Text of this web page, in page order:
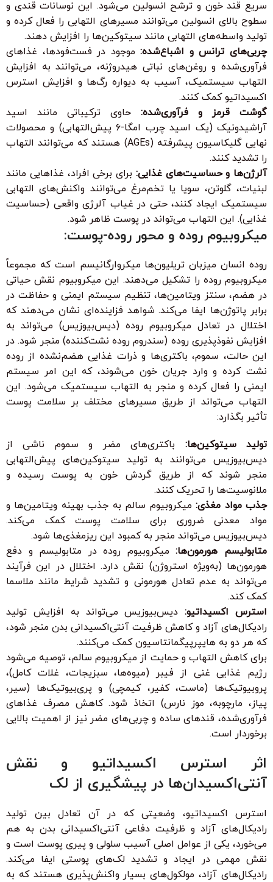
سریع قند خون و ترشح انسولین می‌شود. این نوسانات قندی و
سطوح بالای انسولین می‌توانند مسیرهای التهابی را فعال کرده و
تولید واسطه‌های التهابی مانند سیتوکین‌ها را افزایش دهند.
چربی‌های ترانس و اشباع‌شده:موجود در فست‌فودها، غذاهای
فرآوری‌شده و روغن‌های نباتی هیدروژنه، می‌توانند به افزایش
التهاب سیستمیک، آسیب به دیواره رگ‌ها و افزایش استرس
اکسیداتیو کمک کنند.
گوشت قرمز و فرآوری‌شده: حاوی ترکیباتی مانند اسید
آراشیدونیک (یک اسید چرب امگا-۶ پیش‌التهابی) و محصولات
نهایی گلیکاسیون پیشرفته (AGEs) هستند که می‌توانند التهاب
را تشدید کنند.
آلرژن‌ها و حساسیت‌های غذایی: برای برخی افراد، غذاهایی مانند
لبنیات، گلوتن، سویا یا تخم‌مرغ می‌توانند واکنش‌های التهابی
سیستمیک ایجاد کنند، حتی در غیاب آلرژی واقعی (حساسیت
غذایی). این التهاب می‌تواند در پوست ظاهر شود.
میکروبیوم روده و محور روده-پوست:
روده انسان میزبان تریلیون‌ها میکروارگانیسم است که مجموعاً
میکروبیوم روده را تشکیل می‌دهند. این میکروبیوم نقش حیاتی
در هضم، سنتز ویتامین‌ها، تنظیم سیستم ایمنی و حفاظت در
برابر پاتوژن‌ها ایفا می‌کند. شواهد فزاینده‌ای نشان می‌دهند که
اختلال در تعادل میکروبیوم روده (دیس‌بیوزیس) می‌تواند به
افزایش نفوذپذیری روده (سندروم روده نشت‌کننده) منجر شود. در
این حالت، سموم، باکتری‌ها و ذرات غذایی هضم‌نشده از روده
نشت کرده و وارد جریان خون می‌شوند، که این امر سیستم
ایمنی را فعال کرده و منجر به التهاب سیستمیک می‌شود. این
التهاب می‌تواند از طریق مسیرهای مختلف بر سلامت پوست
تأثیر بگذارد:
تولید سیتوکین‌ها: باکتری‌های مضر و سموم ناشی از
دیس‌بیوزیس می‌توانند به تولید سیتوکین‌های پیش‌التهابی
منجر شوند که از طریق گردش خون به پوست رسیده و
ملانوسیت‌ها را تحریک کنند.
جذب مواد مغذی:میکروبیوم سالم به جذب بهینه ویتامین‌ها و
مواد معدنی ضروری برای سلامت پوست کمک می‌کند.
دیس‌بیوزیس می‌تواند منجر به کمبود این ریزمغذی‌ها شود.
متابولیسم هورمون‌ها:میکروبیوم روده در متابولیسم و دفع
هورمون‌ها (به‌ویژه استروژن) نقش دارد. اختلال در این فرآیند
می‌تواند به عدم تعادل هورمونی و تشدید شرایط مانند ملاسما
کمک کند.
استرس اکسیداتیو:دیس‌بیوزیس می‌تواند به افزایش تولید
رادیکال‌های آزاد و کاهش ظرفیت آنتی‌اکسیدانی بدن منجر شود،
که هر دو به هایپرپیگمانتاسیون کمک می‌کنند.
برای کاهش التهاب و حمایت از میکروبیوم سالم، توصیه می‌شود
رژیم غذایی غنی از فیبر (میوه‌ها، سبزیجات، غلات کامل)،
پروبیوتیک‌ها (ماست، کفیر، کیمچی) و پری‌بیوتیک‌ها (سیر،
پیاز، مارچوبه، موز نارس) اتخاذ شود. کاهش مصرف غذاهای
فرآوری‌شده، قندهای ساده و چربی‌های مضر نیز از اهمیت بالایی
برخوردار است.
اثر استرس اکسیداتیو و نقش
آنتی‌اکسیدان‌ها در پیشگیری از لک
استرس اکسیداتیو، وضعیتی که در آن تعادل بین تولید
رادیکال‌های آزاد و ظرفیت دفاعی آنتی‌اکسیدانی بدن به هم
می‌خورد، یکی از عوامل اصلی آسیب سلولی و پیری پوست است و
نقش مهمی در ایجاد و تشدید لک‌های پوستی ایفا می‌کند.
رادیکال‌های آزاد، مولکول‌های بسیار واکنش‌پذیری هستند که به